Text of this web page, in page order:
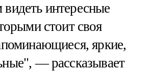
интересные
стоит своя
яркие,
— рассказывает